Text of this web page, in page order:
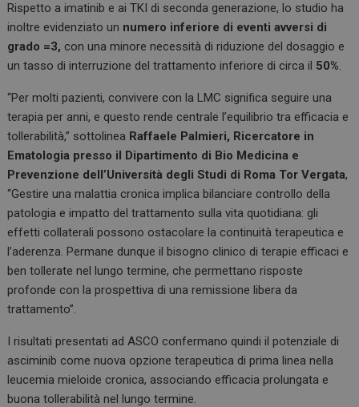
Rispetto a imatinib e ai TKI di seconda generazione, lo studio ha
inoltre evidenziato un numero inferiore di eventi avversi di
grado =3, con una minore necessità di riduzione del dosaggio e
un tasso di interruzione del trattamento inferiore di circa il 50%.
“Per molti pazienti, convivere con la LMC significa seguire una
terapia per anni, e questo rende centrale l’equilibrio tra efficacia e
tollerabilità,” sottolinea Raffaele Palmieri, Ricercatore in
Ematologia presso il Dipartimento di Bio Medicina e
Prevenzione dell’Università degli Studi di Roma Tor Vergata,
“Gestire una malattia cronica implica bilanciare controllo della
patologia e impatto del trattamento sulla vita quotidiana: gli
effetti collaterali possono ostacolare la continuità terapeutica e
l’aderenza. Permane dunque il bisogno clinico di terapie efficaci e
ben tollerate nel lungo termine, che permettano risposte
profonde con la prospettiva di una remissione libera da
trattamento”.
I risultati presentati ad ASCO confermano quindi il potenziale di
asciminib come nuova opzione terapeutica di prima linea nella
leucemia mieloide cronica, associando efficacia prolungata e
buona tollerabilità nel lungo termine.